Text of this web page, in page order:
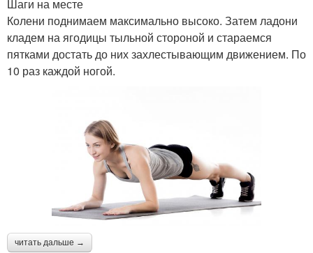
Шаги на месте
Колени поднимаем максимально высоко. Затем ладони
кладем на ягодицы тыльной стороной и стараемся
пятками достать до них захлестывающим движением. По
10 раз каждой ногой.
читать дальше →